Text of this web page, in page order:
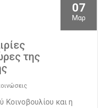
07
Μαρ
της
Κοινοβουλίου και η